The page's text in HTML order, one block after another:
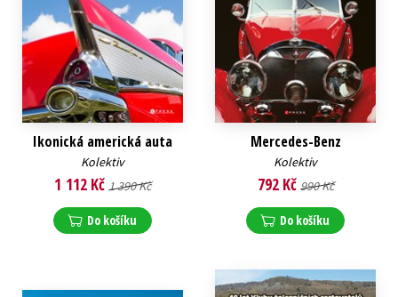
Ikonická americká auta
Kolektiv
1 112 Kč 1 390 Kč
Do košíku
Mercedes-Benz
Kolektiv
792 Kč 990 Kč
Do košíku